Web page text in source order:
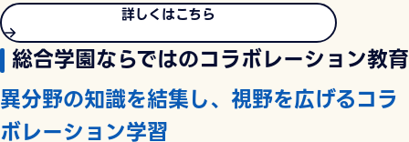
詳しくはこちら
総合学園ならではのコラボレーション教育
異分野の知識を結集し、視野を広げるコラ
ボレーション学習